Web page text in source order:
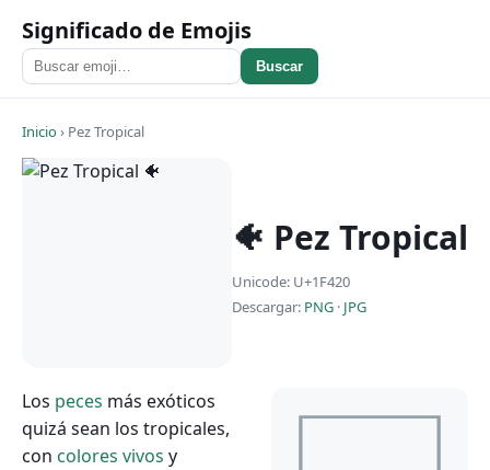
Significado de Emojis
Buscar
Inicio› Pez Tropical
🐠 Pez Tropical
Unicode: U+1F420
Descargar: PNG · JPG
Los peces más exóticos
quizá sean los tropicales,
con colores vivos y